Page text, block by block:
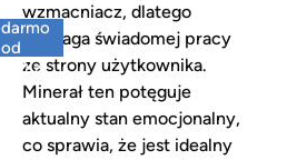
darmo
od
150 zł
wzmacniacz, dlatego
wymaga świadomej pracy
ze strony użytkownika.
Minerał ten potęguje
aktualny stan emocjonalny,
co sprawia, że jest idealny